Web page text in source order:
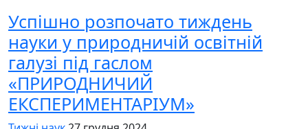
Успішно розпочато тиждень
науки у природничій освітній
галузі під гаслом
«ПРИРОДНИЧИЙ
ЕКСПЕРИМЕНТАРІУМ»